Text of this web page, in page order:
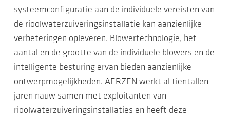
systeemconfiguratie aan de individuele vereisten van
de rioolwaterzuiveringsinstallatie kan aanzienlijke
verbeteringen opleveren. Blowertechnologie, het
aantal en de grootte van de individuele blowers en de
intelligente besturing ervan bieden aanzienlijke
ontwerpmogelijkheden. AERZEN werkt al tientallen
jaren nauw samen met exploitanten van
rioolwaterzuiveringsinstallaties en heeft deze